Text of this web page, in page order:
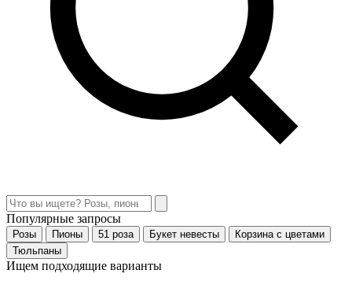
Популярные запросы
Розы Пионы 51 роза Букет невесты
Корзина с цветами
Тюльпаны
Ищем подходящие варианты